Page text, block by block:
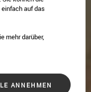
auf das
mehr darüber,
ANNEHMEN